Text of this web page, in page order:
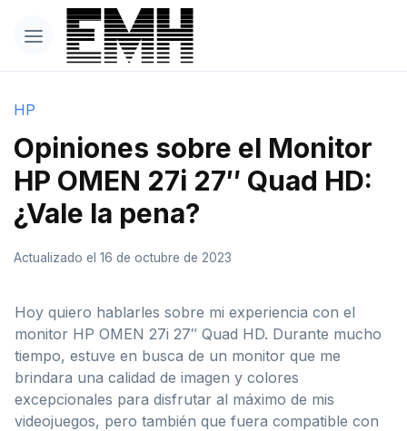
HP
Opiniones sobre el Monitor
HP OMEN 27i 27″ Quad HD:
¿Vale la pena?
Actualizado el 16 de octubre de 2023
Hoy quiero hablarles sobre mi experiencia con el
monitor HP OMEN 27i 27″ Quad HD. Durante mucho
tiempo, estuve en busca de un monitor que me
brindara una calidad de imagen y colores
excepcionales para disfrutar al máximo de mis
videojuegos, pero también que fuera compatible con